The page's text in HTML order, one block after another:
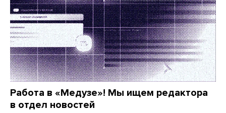
Работа в «Медузе»! Мы ищем редактора
в отдел новостей